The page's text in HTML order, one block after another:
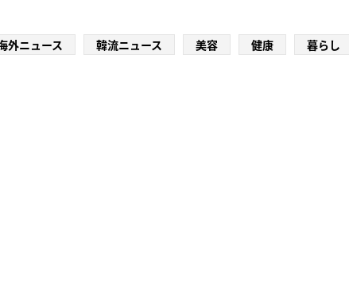
外ニュース 韓流ニュース 美容 健康 暮らし